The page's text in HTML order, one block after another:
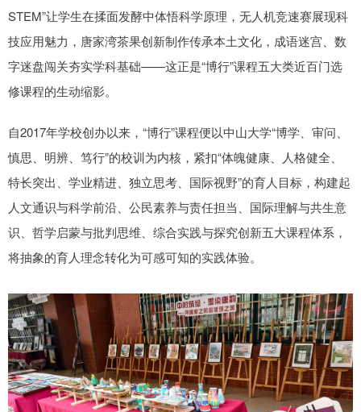
STEM”让学生在揉面发酵中体悟科学原理，无人机竞速赛展现科
技应用魅力，唐家湾茶果创新制作传承本土文化，成语迷宫、数
字迷盘闯关夯实学科基础——这正是“博行”课程五大类近百门选
修课程的生动缩影。
自2017年学校创办以来，“博行”课程便以中山大学“博学、审问、
慎思、明辨、笃行”的校训为内核，紧扣“体魄健康、人格健全、
特长突出、学业精进、独立思考、国际视野”的育人目标，构建起
人文通识与科学前沿、公民素养与责任担当、国际理解与共生意
识、哲学启蒙与批判思维、综合实践与探究创新五大课程体系，
将抽象的育人理念转化为可感可知的实践体验。